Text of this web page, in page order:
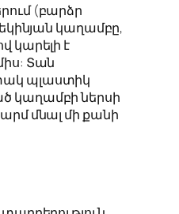
(բարձր
կաղամբը,
կարելի է
Տան
պլաստիկ
կաղամբի ներսի
մնալ մի քանի